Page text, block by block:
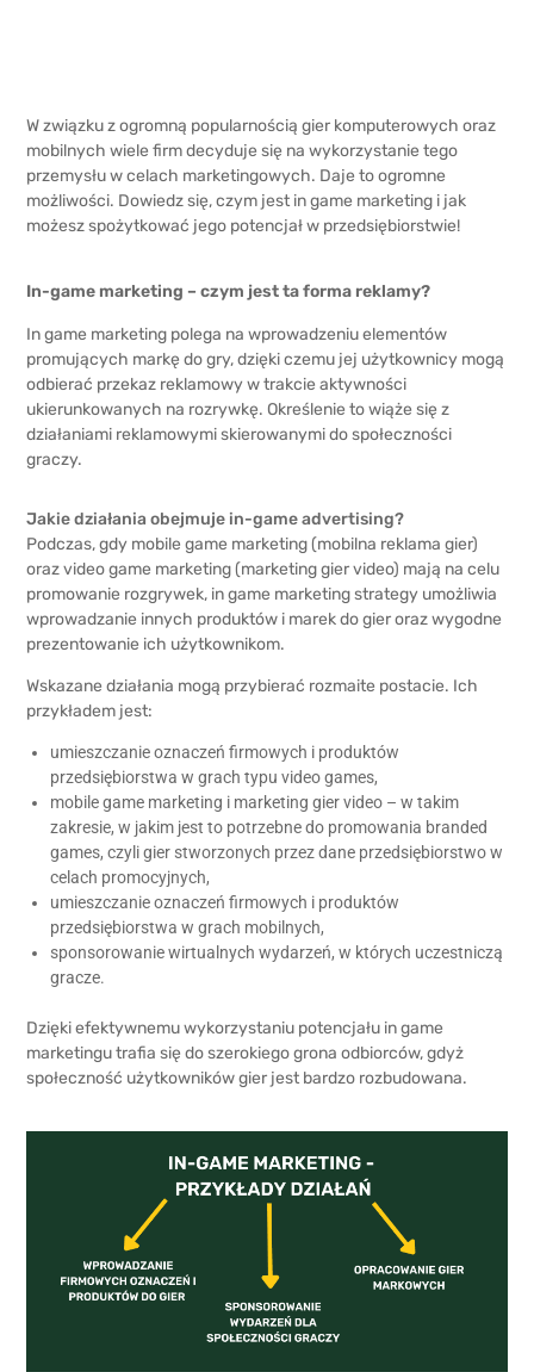
W związku z ogromną popularnością gier komputerowych oraz
mobilnych wiele firm decyduje się na wykorzystanie tego
przemysłu w celach marketingowych. Daje to ogromne
możliwości. Dowiedz się, czym jest in game marketing i jak
możesz spożytkować jego potencjał w przedsiębiorstwie!
In-game marketing – czym jest ta forma reklamy?
In game marketing polega na wprowadzeniu elementów
promujących markę do gry, dzięki czemu jej użytkownicy mogą
odbierać przekaz reklamowy w trakcie aktywności
ukierunkowanych na rozrywkę. Określenie to wiąże się z
działaniami reklamowymi skierowanymi do społeczności
graczy.
Jakie działania obejmuje in-game advertising?
Podczas, gdy mobile game marketing (mobilna reklama gier)
oraz video game marketing (marketing gier video) mają na celu
promowanie rozgrywek, in game marketing strategy umożliwia
wprowadzanie innych produktów i marek do gier oraz wygodne
prezentowanie ich użytkownikom.
Wskazane działania mogą przybierać rozmaite postacie. Ich
przykładem jest:
umieszczanie oznaczeń firmowych i produktów
przedsiębiorstwa w grach typu video games,
mobile game marketing i marketing gier video – w takim
zakresie, w jakim jest to potrzebne do promowania branded
games, czyli gier stworzonych przez dane przedsiębiorstwo w
celach promocyjnych,
umieszczanie oznaczeń firmowych i produktów
przedsiębiorstwa w grach mobilnych,
sponsorowanie wirtualnych wydarzeń, w których uczestniczą
gracze.
Dzięki efektywnemu wykorzystaniu potencjału in game
marketingu trafia się do szerokiego grona odbiorców, gdyż
społeczność użytkowników gier jest bardzo rozbudowana.